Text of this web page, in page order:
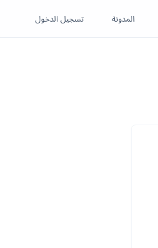
المدونة تسجيل الدخول